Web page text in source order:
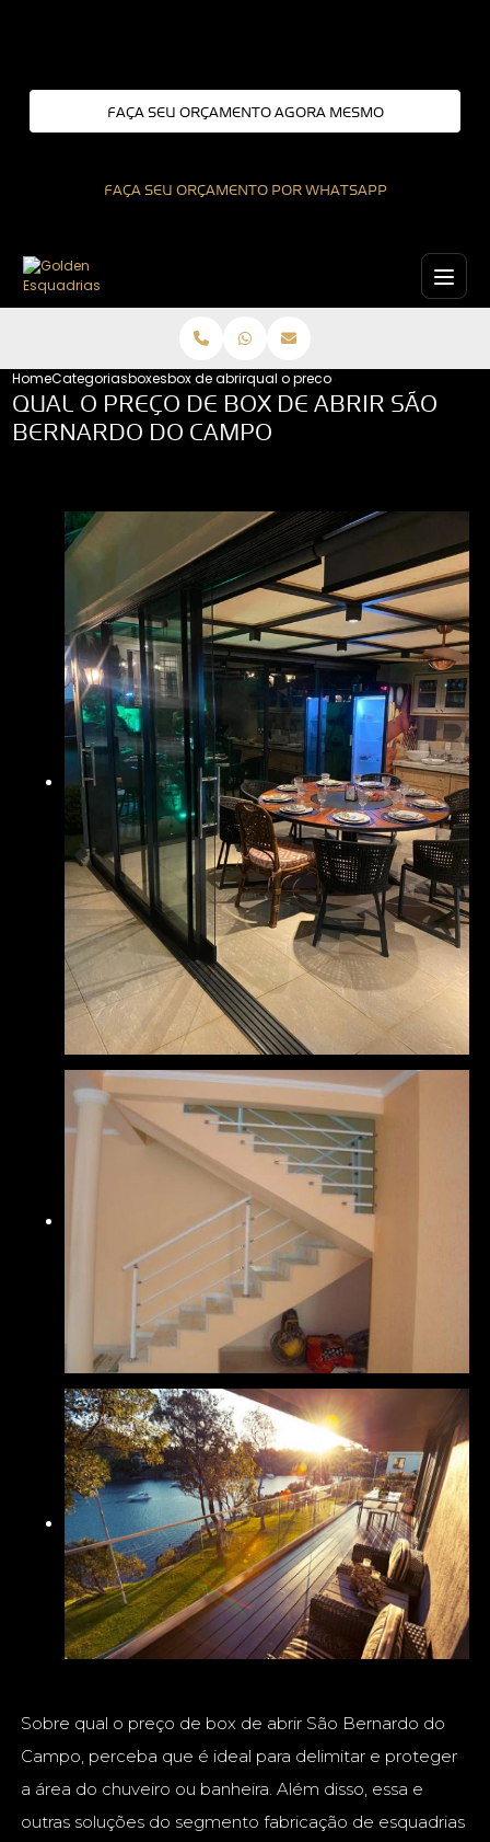
FAÇA SEU ORÇAMENTO AGORA MESMO
FAÇA SEU ORÇAMENTO POR WHATSAPP
HomeCategoriasboxesbox de abrirqual o preco de box de abrir sao
QUAL O PREÇO DE BOX DE ABRIR SÃO
BERNARDO DO CAMPO
Sobre qual o preço de box de abrir São Bernardo do
Campo, perceba que é ideal para delimitar e proteger
a área do chuveiro ou banheira. Além disso, essa e
outras soluções do segmento fabricação de esquadrias